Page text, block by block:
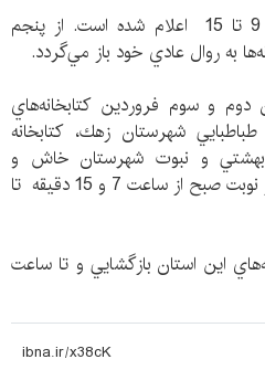
ساعات كاري اين كتابخانه‌ها از 9 تا 15 اعلام شده است. از پنجم
به روال عادي خود باز مي‌گردد.
و سوم فروردين كتابخانه‌هاي
شهرستان زهك، كتابخانه
بهشتي و نبوت شهرستان خاش و
كتابخانه كوثر شهرستان سرباز در نوبت صبح از ساعت 7 و 15 دقيقه تا
اين استان بازگشايي و تا ساعت